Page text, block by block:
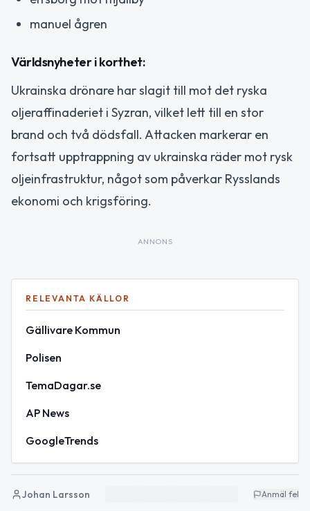
manuel ågren
Världsnyheter i korthet:
Ukrainska drönare har slagit till mot det ryska
oljeraffinaderiet i Syzran, vilket lett till en stor
brand och två dödsfall. Attacken markerar en
fortsatt upptrappning av ukrainska räder mot rysk
oljeinfrastruktur, något som påverkar Rysslands
ekonomi och krigsföring.
ANNONS
RELEVANTA KÄLLOR
Gällivare Kommun
Polisen
TemaDagar.se
AP News
GoogleTrends
Johan Larsson Anmäl fel